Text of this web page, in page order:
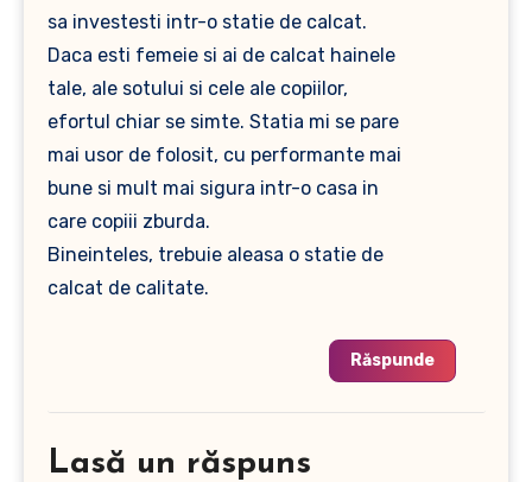
sa investesti intr-o statie de calcat.
Daca esti femeie si ai de calcat hainele
tale, ale sotului si cele ale copiilor,
efortul chiar se simte. Statia mi se pare
mai usor de folosit, cu performante mai
bune si mult mai sigura intr-o casa in
care copiii zburda.
Bineinteles, trebuie aleasa o statie de
calcat de calitate.
Răspunde
Lasă un răspuns